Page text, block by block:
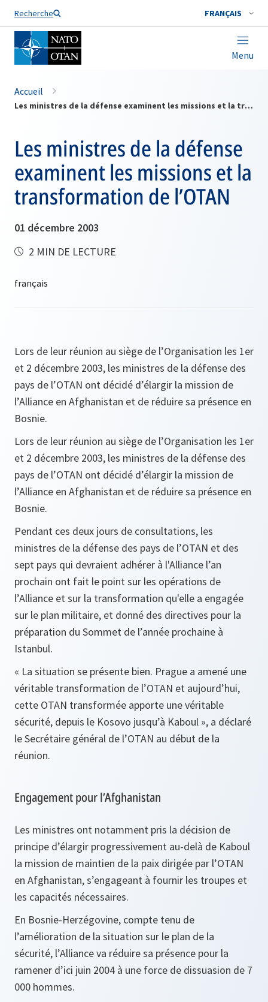
Recherche FRANÇAIS
Menu
Nom de famille*
Accueil
Les ministres de la défense examinent les missions et la transformation de l’OTAN
Les ministres de la défense
examinent les missions et la
transformation de l’OTAN
01 décembre 2003
2 MIN DE LECTURE
Lors de leur réunion au siège de l’Organisation les 1er
et 2 décembre 2003, les ministres de la défense des
pays de l’OTAN ont décidé d’élargir la mission de
l’Alliance en Afghanistan et de réduire sa présence en
Bosnie.
Lors de leur réunion au siège de l’Organisation les 1er
et 2 décembre 2003, les ministres de la défense des
pays de l’OTAN ont décidé d’élargir la mission de
l’Alliance en Afghanistan et de réduire sa présence en
Bosnie.
Pendant ces deux jours de consultations, les
ministres de la défense des pays de l’OTAN et des
sept pays qui devraient adhérer à l'Alliance l’an
prochain ont fait le point sur les opérations de
l’Alliance et sur la transformation qu'elle a engagée
sur le plan militaire, et donné des directives pour la
préparation du Sommet de l’année prochaine à
Istanbul.
« La situation se présente bien. Prague a amené une
véritable transformation de l’OTAN et aujourd’hui,
cette OTAN transformée apporte une véritable
sécurité, depuis le Kosovo jusqu’à Kaboul », a déclaré
le Secrétaire général de l’OTAN au début de la
réunion.
Engagement pour l’Afghanistan
Les ministres ont notamment pris la décision de
principe d’élargir progressivement au-delà de Kaboul
la mission de maintien de la paix dirigée par l’OTAN
en Afghanistan, s’engageant à fournir les troupes et
les capacités nécessaires.
En Bosnie-Herzégovine, compte tenu de
l’amélioration de la situation sur le plan de la
sécurité, l’Alliance va réduire sa présence pour la
ramener d’ici juin 2004 à une force de dissuasion de 7
000 hommes.